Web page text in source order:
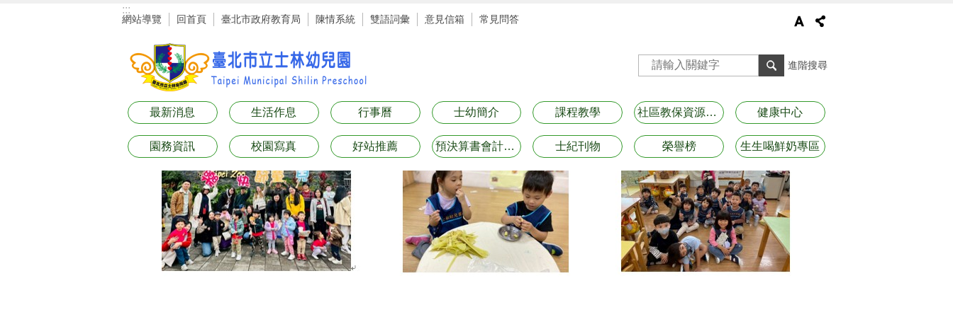
:::
網站導覽 回首頁 臺北市政府教育局 陳情系統 雙語詞彙 意見信箱 常見問答
進階搜尋
最新消息 生活作息 行事曆 士幼簡介 課程教學 社區教保資源資訊 健康中心
園務資訊 校園寫真 好站推薦 預決算書會計月報表專區 士紀刊物 榮譽榜 生生喝鮮奶專區